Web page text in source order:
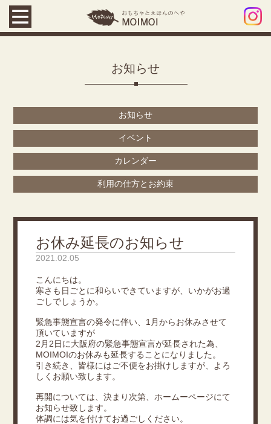
お知らせ
お知らせ
イベント
カレンダー
利用の仕方とお約束
お休み延長のお知らせ
2021.02.05
こんにちは。
寒さも日ごとに和らいできていますが、いかがお過
ごしでしょうか。
緊急事態宣言の発令に伴い、1月からお休みさせて
頂いていますが
2月2日に大阪府の緊急事態宣言が延長された為、
MOIMOIのお休みも延長することになりました。
引き続き、皆様にはご不便をお掛けしますが、よろ
しくお願い致します。
再開については、決まり次第、ホームーページにて
お知らせ致します。
体調には気を付けてお過ごしください。